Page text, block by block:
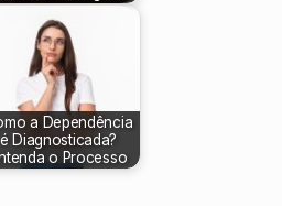
a Dependência
é Diagnosticada?
o Processo